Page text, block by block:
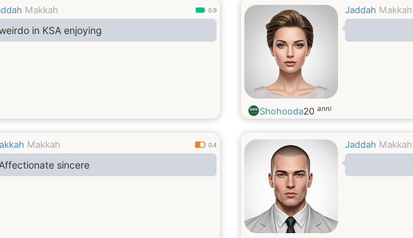
Makkah 0.9
in KSA enjoying
Jaddah Makkah
Shohooda20 anni
Makkah 0.4
Affectionate sincere
Jaddah Makkah